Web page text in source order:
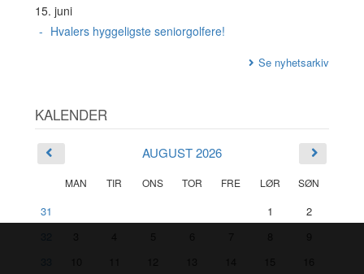
15. juni
Hvalers hyggeligste seniorgolfere!
Se nyhetsarkiv
KALENDER
AUGUST 2026
MAN TIR ONS TOR FRE LØR SØN
31 1
2